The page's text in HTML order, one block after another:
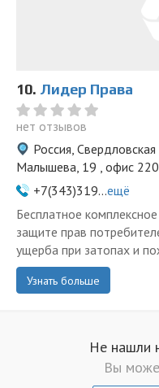
10. Лидер Права
нет отзывов
Россия,
Малышева, 19 , офис
+7(343)319...ещё
Бесплатное
защите прав
ущерба при затопах и
Узнать больше
Не нашли
Вы